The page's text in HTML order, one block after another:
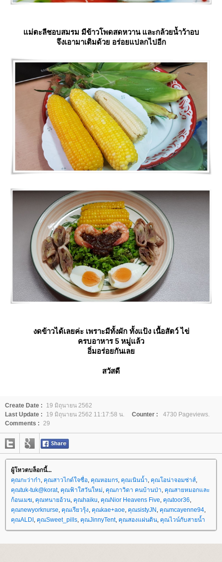
ม่ตะลีชอบสมรม มีข้าวโพดสดหวาน และกล้วยน้ำว้าอบ
จึงเอามาเติมด้วย อร่อยแปลกไปอีก
งดข้าวได้เลยค่ะ เพราะมีทั้งผัก ทั้งแป้ง เนื้อสัตว์ ไข่
ครบอาหาร 5 หมู่แล้ว
อิ่มอร่อยกันเล
สวัสดี
Create Date :
19 มิถุนายน 2562
Last Update :
19 มิถุนายน 2562 11:17:58 น. Counter :
4730 Pageviews.
Comments : 29
ผู้โหวตบล็อกนี้...
คุณกะว่าก๋า, คุณสาวไกด์ใจซื่อ, คุณหอมกร, คุณเนินน้ำ, คุณโอน่าจอมซ่าส์,
คุณtuk-tuk@korat, คุณฟ้าใสวันใหม่, คุณภาวิดา คนบ้านป่า, คุณสายหมอกและ
ก้อนเมฆ, คุณทนายอ้วน, คุณhaiku, คุณNior Heavens Five, คุณtoor36,
คุณnewyorknurse, คุณเรียวรุ้ง, คุณkae+aoe, คุณsistyJN , คุณmcayenne94,
คุณALDI , คุณSweet_pills, คุณJinnyTent, คุณสองแผ่นดิน, คุณไวน์กับสายน้ำ